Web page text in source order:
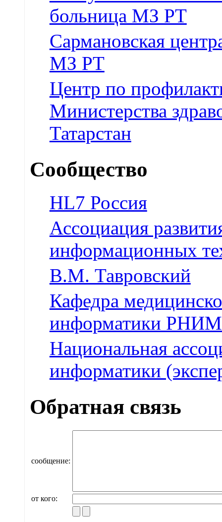
больница МЗ РТ
Сармановская
МЗ РТ
Центр по
Министерства
Татарстан
Сообщество
HL7 Россия
Ассоциация
информационных
В.М. Тавровский
Кафедра
информатики
Национальная
информатики
Обратная связь
сообщение:
от кого: